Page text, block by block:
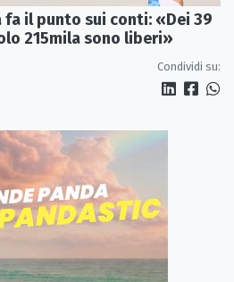
fa il punto sui conti: «Dei 39
215mila sono liberi»
Condividi su: